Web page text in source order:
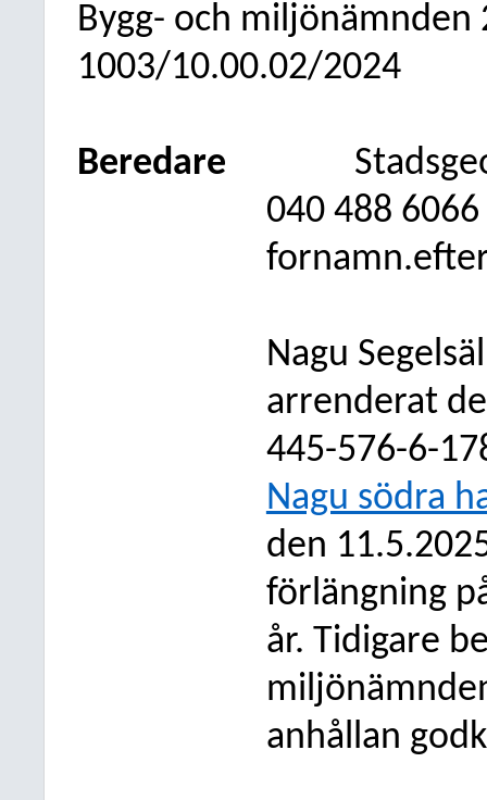
Bygg- och miljönämnden
1003/10.00.02/2024
Beredare
040 488 6066
Nagu
arrenderat
445-576-6-
Nagu södra
den
förlängning
år. Tidigare
anhållan